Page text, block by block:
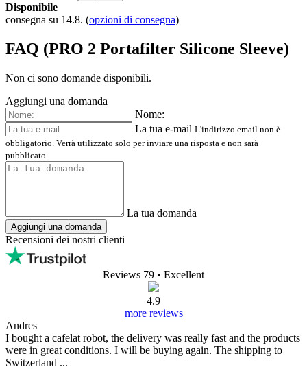
Disponibile
consegna su 14.8. (opzioni di consegna)
FAQ (PRO 2 Portafilter Silicone Sleeve)
Non ci sono domande disponibili.
Aggiungi una domanda
Nome:
La tua e-mail L'indirizzo email non è
obbligatorio. Verrà utilizzato solo per inviare una risposta e non sarà
pubblicato.
La tua domanda
Aggiungi una domanda
Recensioni dei nostri clienti
Reviews 79 • Excellent
4.9
more reviews
Andres
I bought a cafelat robot, the delivery was really fast and the products
were in great conditions. I will be buying again. The shipping to
Switzerland ...